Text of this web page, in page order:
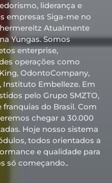
liderança e
empresas Siga-me no
Atualmente
Yungas. Somos
enterprise,
operações como
OdontoCompany,
Instituto Embelleze. Em
pelo Grupo SMZTO,
do Brasil. Com
chegar a 30.000
Hoje nosso sistema
todos orientados a
e qualidade para
só começando..